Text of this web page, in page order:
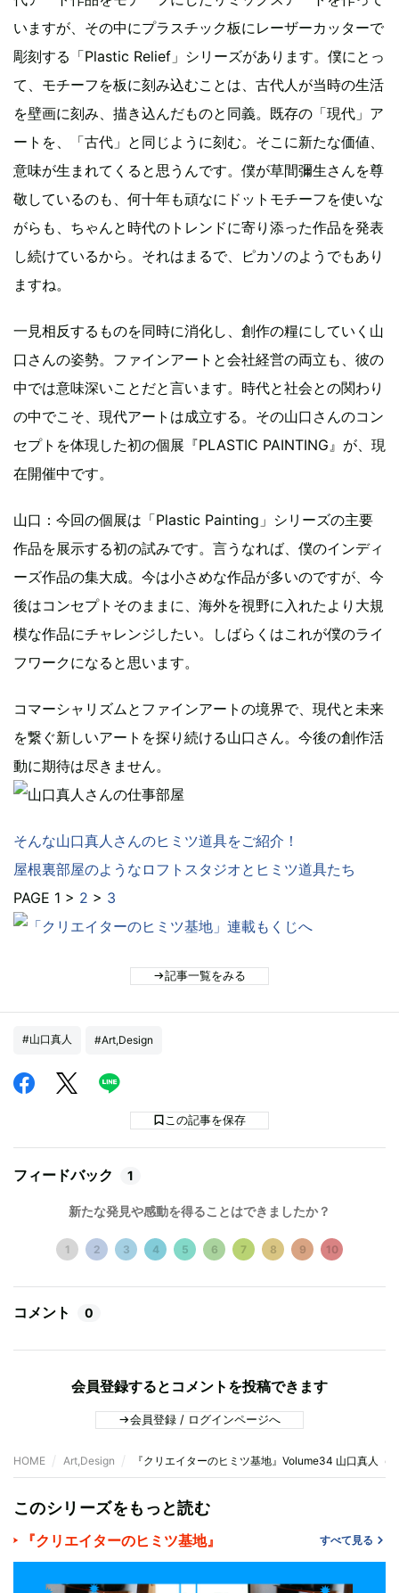
いますが、その中にプラスチック板にレーザーカッターで
彫刻する「Plastic Relief」シリーズがあります。僕にとっ
て、モチーフを板に刻み込むことは、古代人が当時の生活
を壁画に刻み、描き込んだものと同義。既存の「現代」ア
ートを、「古代」と同じように刻む。そこに新たな価値、
意味が生まれてくると思うんです。僕が草間彌生さんを尊
敬しているのも、何十年も頑なにドットモチーフを使いな
がらも、ちゃんと時代のトレンドに寄り添った作品を発表
し続けているから。それはまるで、ピカソのようでもあり
ますね。
一見相反するものを同時に消化し、創作の糧にしていく山
口さんの姿勢。ファインアートと会社経営の両立も、彼の
中では意味深いことだと言います。時代と社会との関わり
の中でこそ、現代アートは成立する。その山口さんのコン
セプトを体現した初の個展『PLASTIC PAINTING』が、現
在開催中です。
山口：今回の個展は「Plastic Painting」シリーズの主要
作品を展示する初の試みです。言うなれば、僕のインディ
ーズ作品の集大成。今は小さめな作品が多いのですが、今
後はコンセプトそのままに、海外を視野に入れたより大規
模な作品にチャレンジしたい。しばらくはこれが僕のライ
フワークになると思います。
コマーシャリズムとファインアートの境界で、現代と未来
を繋ぐ新しいアートを探り続ける山口さん。今後の創作活
動に期待は尽きません。
そんな山口真人さんのヒミツ道具をご紹介！
屋根裏部屋のようなロフトスタジオとヒミツ道具たち
PAGE 1 > 2 > 3
記事一覧をみる
#山口真人 #Art,Design
この記事を保存
フィードバック 1
新たな発見や感動を得ることはできましたか？
1 2 3 4 5 6 7 8 9 10
コメント 0
会員登録するとコメントを投稿できます
会員登録 / ログインページへ
HOME Art,Design 『クリエイターのヒミツ基地』Volume34 山口真人（
このシリーズをもっと読む
『クリエイターのヒミツ基地』 すべて見る